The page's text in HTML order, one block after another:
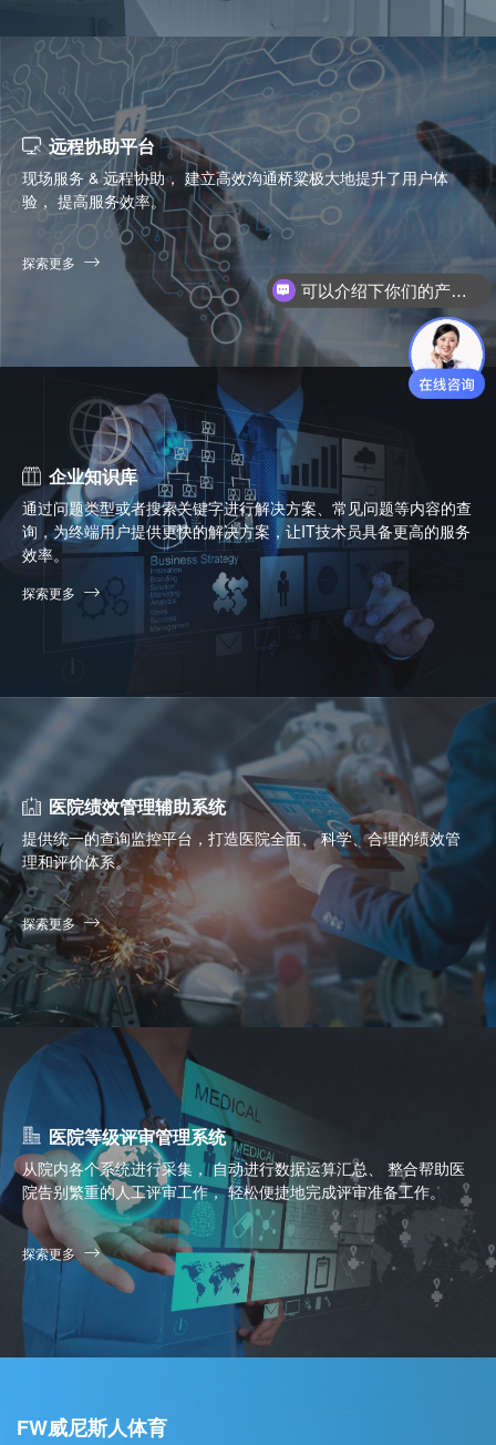
远程协助平台
现场服务 & 远程协助， 建立高效沟通桥粱极大地提升了用户体
验， 提高服务效率。
探索更多
企业知识库
通过问题类型或者搜索关键字进行解决方案、常见问题等内容的查
询，为终端用户提供更快的解决方案，让IT技术员具备更高的服务
效率。
探索更多
医院绩效管理辅助系统
提供统一的查询监控平台，打造医院全面、 科学、合理的绩效管
理和评价体系。
探索更多
医院等级评审管理系统
从院内各个系统进行采集， 自动进行数据运算汇总、 整合帮助医
院告别繁重的人工评审工作， 轻松便捷地完成评审准备工作。
探索更多
FW威尼斯人体育
你们是怎么收费的呢？